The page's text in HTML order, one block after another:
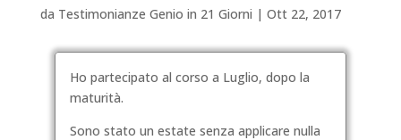
da Testimonianze Genio in 21 Giorni | Ott 22, 2017
Ho partecipato al corso a Luglio, dopo la
maturità.
Sono stato un estate senza applicare nulla